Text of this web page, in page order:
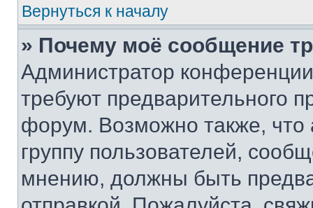
Вернуться к началу
» Почему моё сообщение
Администратор
требуют предварительного
форум. Возможно также, что
группу пользователей,
мнению, должны быть